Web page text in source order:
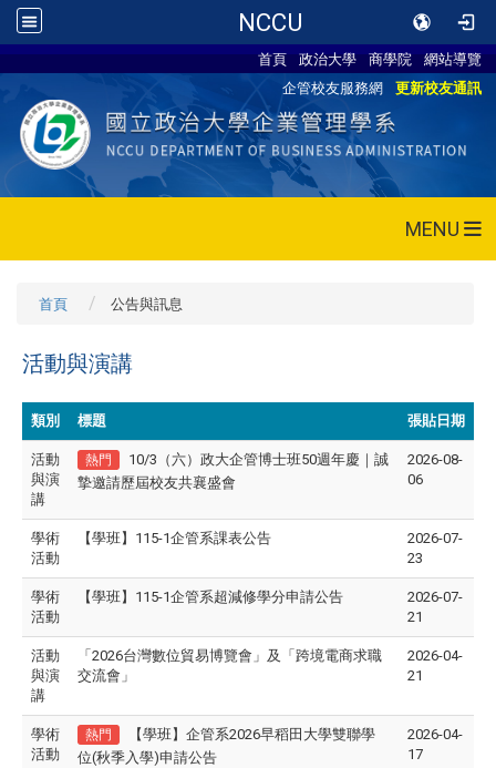
NCCU
首頁 政治大學 商學院
網站導覽
企管校友服務網
更新校友通訊
MENU
首頁 公告與訊息
活動與演講
類別 標題 張貼日期
活動
與演
講
熱門
10/3（六）政大企管博士班50週年慶｜誠
摯邀請歷屆校友共襄盛會
2026-08-
06
學術
活動
【學班】115-1企管系課表公告
2026-07-
23
學術
活動
【學班】115-1企管系超減修學分申請公告
2026-07-
21
活動
與演
講
「2026台灣數位貿易博覽會」及「跨境電商求職
交流會」
2026-04-
21
學術
活動
熱門
【學班】企管系2026早稻田大學雙聯學
位(秋季入學)申請公告
2026-04-
17